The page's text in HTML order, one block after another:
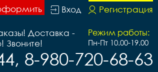
Регистрация
Вход
Режим работы:
Пн-Пт 10.00-19.00
Доставка -
Звоните!
8-980-720-68-63